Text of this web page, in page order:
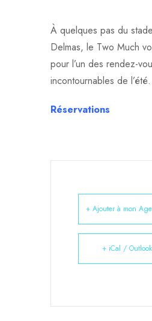
À quelques pas du
Delmas, le Two Much
pour l’un des rendez-
incontournables de l’été.
Réservations
+ Ajouter à mon
+ iCal /